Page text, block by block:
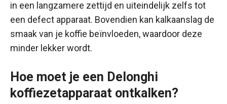
in een langzamere zettijd en uiteindelijk zelfs tot
een defect apparaat. Bovendien kan kalkaanslag de
smaak van je koffie beïnvloeden, waardoor deze
minder lekker wordt.
Hoe moet je een Delonghi
koffiezetapparaat ontkalken?